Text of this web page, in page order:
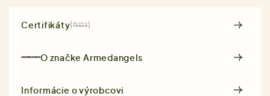
Certifikáty
O značkeArmedangels
Informácie o výrobcovi